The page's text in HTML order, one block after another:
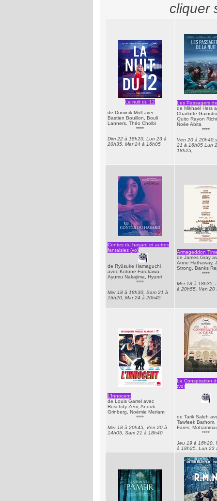
cliquer
La nuit du 12
de Dominik Moll avec
Bastien Bouillon, Bouli
Lanners, Théo Cholbi
****
Dim 22 à 18h20, Lun 23 à
20h35, Mar 24 à 16h05
Les Passagers
de Mikhaël Hers
Charlotte
Quito Rayon
Noée Abita
****
Ven 20 à
21 à 16h05 Lun
18h25,
Contes du hasard et autres
fantaisies (vo)
de Ryūsuke Hamaguchi
avec Kotone Furukawa,
Ayumu Nakajima, Hyunri
****
Mer 18 à 18h30, Sam 21 à
16h20, Mar 24 à 20h45
Armageddon
de James Gray
Anne Hathaway,
Strong, Banks
****
Mer 18 à 18h35,
à 20h55, Ven 20
L’Innocent
de Louis Garrel avec
Roschdy Zem, Anouk
Grinberg, Noémie Merlant
****
Mer 18 à 20h45, Ven 20 à
14h05, Sam 21 à 18h40
La Conspiration
(vo)
de Tarik Saleh
Tawfeek Barhom,
Fares,
****
Jeu 19 à 16h20,
à 18h25, Lun 23